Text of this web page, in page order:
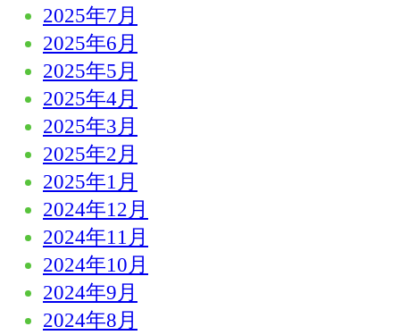
2025年7月
2025年6月
2025年5月
2025年4月
2025年3月
2025年2月
2025年1月
2024年12月
2024年11月
2024年10月
2024年9月
2024年8月